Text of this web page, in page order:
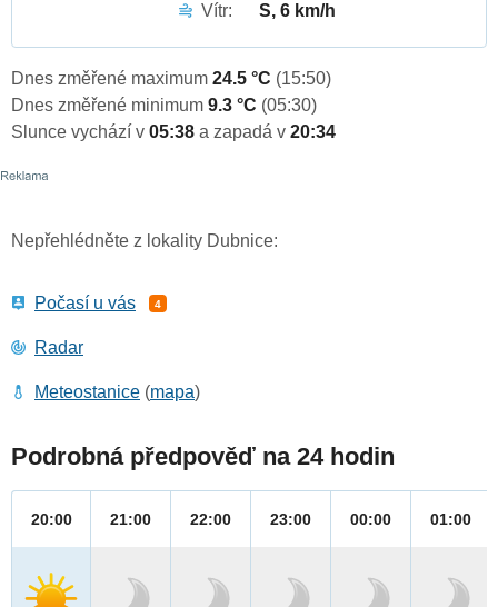
Vítr:
S, 6 km/h
Dnes změřené maximum 24.5 °C (15:50)
Dnes změřené minimum 9.3 °C (05:30)
Slunce vychází v 05:38 a zapadá v 20:34
Nepřehlédněte z lokality Dubnice:
Počasí u vás 4
Radar
Meteostanice (mapa)
Podrobná předpověď na 24 hodin
20:00 21:00 22:00 23:00 00:00 01:00